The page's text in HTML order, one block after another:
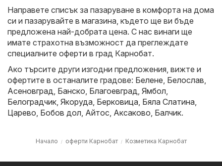
Направете списък за пазаруване в комфорта на дома
си и пазарувайте в магазина, където ще ви бъде
предложена най-добрата цена. С нас винаги ще
имате страхотна възможност да преглеждате
специалните оферти в град Карнобат.
Ако търсите други изгодни предложения, вижте и
офертите в останалите градове: Белене, Белослав,
Асеновград, Банско, Благоевград, Ямбол,
Белоградчик, Якоруда, Берковица, Бяла Слатина,
Царево, Бобов дол, Айтос, Аксаково, Балчик.
Начало оферти Карнобат Козметика Карнобат